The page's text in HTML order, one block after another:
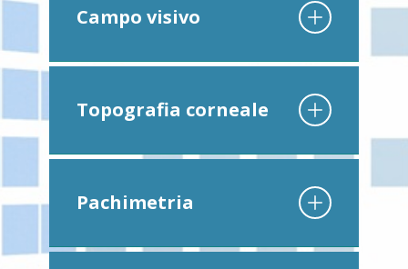
Campo visivo
Topografia corneale
Pachimetria